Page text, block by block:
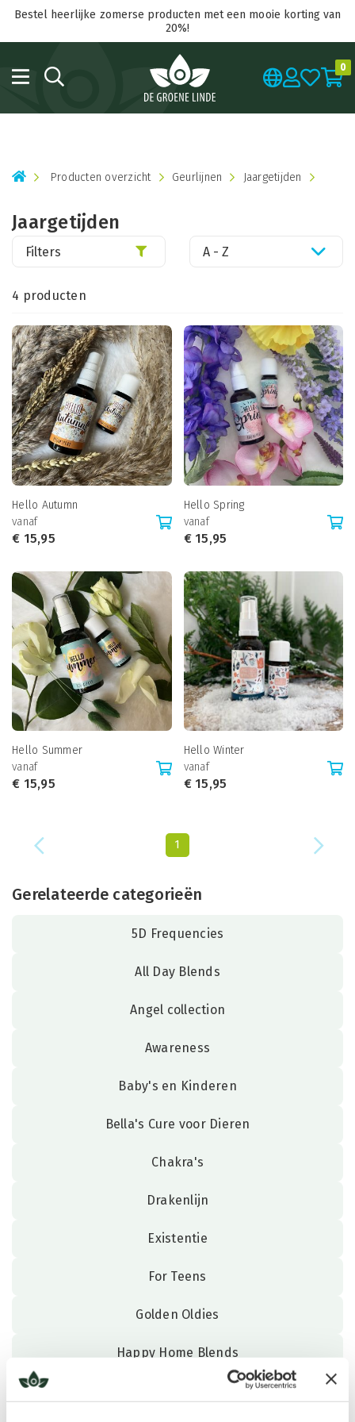
Bestel heerlijke zomerse producten met een mooie korting van
20%!
0
Producten overzicht Geurlijnen Jaargetijden
Jaargetijden
4 producten
Filters A - Z
Hello Autumn
vanaf
€ 15,95
Hello Spring
vanaf
€15,95
Hello Summer
vanaf
€ 15,95
Hello Winter
vanaf
€15,95
1
Gerelateerde categorieën
5D Frequencies
All Day Blends
Angel collection
Awareness
Baby's en Kinderen
Bella's Cure voor Dieren
Chakra's
Drakenlijn
Existentie
For Teens
Golden Oldies
Happy Home Blends